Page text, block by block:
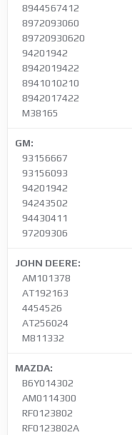
8944567412
8972093060
89720930620
94201942
8942019422
8941010210
8942017422
M38165
GM:
93156667
93156093
94201942
94243502
94430411
97209306
JOHN DEERE:
AM101378
AT192163
4454526
AT256024
M811332
MAZDA:
B6Y014302
AM0114300
RF0123802
RF0123802A